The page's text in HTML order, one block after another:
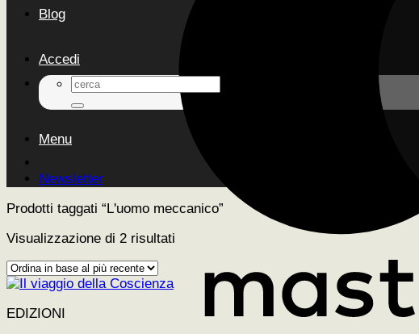
Blog
Accedi
Cerca:
Menu
Newsletter
Prodotti taggati “L'uomo meccanico”
Visualizzazione di 2 risultati
recente
EDIZIONI